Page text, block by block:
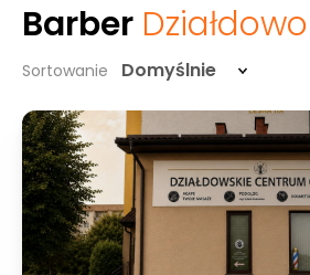
Barber Działdowo
Sortowanie Domyślnie